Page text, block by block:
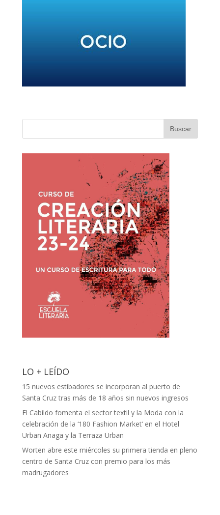
LO + LEÍDO
15 nuevos estibadores se incorporan al puerto de
Santa Cruz tras más de 18 años sin nuevos ingresos
El Cabildo fomenta el sector textil y la Moda con la
celebración de la ‘180 Fashion Market’ en el Hotel
Urban Anaga y la Terraza Urban
Worten abre este miércoles su primera tienda en pleno
centro de Santa Cruz con premio para los más
madrugadores